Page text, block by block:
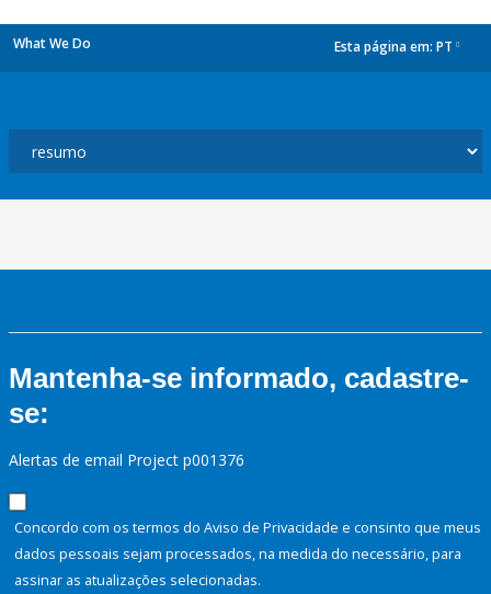
What We Do Esta página em: PT
Mantenha-se informado, cadastre-
se:
Alertas de email Project p001376
Concordo com os termos do Aviso de Privacidade e consinto que meus
dados pessoais sejam processados, na medida do necessário, para
assinar as atualizações selecionadas.